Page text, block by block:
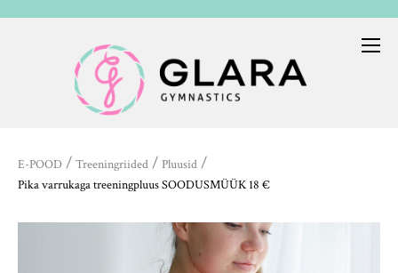
E-POOD / Treeningriided / Pluusid /
Pika varrukaga treeningpluus SOODUSMÜÜK 18 €